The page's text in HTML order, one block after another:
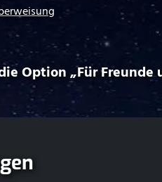
Option „⁠ ⁠Für Freunde